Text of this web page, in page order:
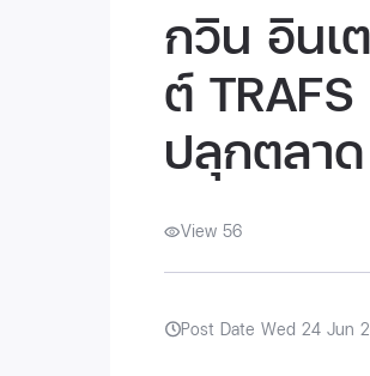
กวิน อินเ
ต์
ปลุกตลา
View 56
Post Date Wed 24 Jun